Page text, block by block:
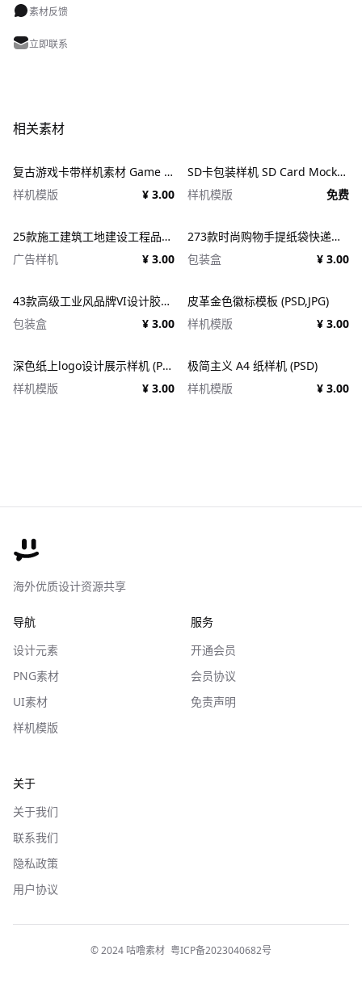
素材反馈
立即联系
相关素材
复古游戏卡带样机素材 Game Cartridge Mockup Bundle Retro
样机模版
¥ 3.00
SD卡包装样机 SD Card Mockup
样机模版
免费
25款施工建筑工地建设工程品牌VI应用设计ps样机素材展示效果图 25x Construction Mockup Bundle Vol.02
广告样机
¥ 3.00
273款时尚购物手提纸袋快递气泡塑料袋纸箱设计贴图PSD样机 Printhouse Mockups Bundle v.1
包装盒
¥ 3.00
43款高级工业风品牌VI设计胶带包装纸盒名片信纸信封展示效果图PSD样机 Duct tape &#038; Box mockups
包装盒
¥ 3.00
皮革金色徽标模板 (PSD,JPG)
样机模版
¥ 3.00
深色纸上logo设计展示样机 (PSD)
样机模版
¥ 3.00
极简主义 A4 纸样机 (PSD)
样机模版
¥ 3.00
海外优质设计资源共享
导航
设计元素
PNG素材
UI素材
样机模版
服务
开通会员
会员协议
免责声明
关于
关于我们
联系我们
隐私政策
用户协议
© 2024 咕噜素材 粤ICP备2023040682号